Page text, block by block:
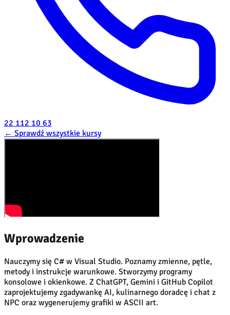
22 112 10 63
← Sprawdź wszystkie kursy
Wprowadzenie
Nauczymy się C# w Visual Studio. Poznamy zmienne, pętle,
metody i instrukcje warunkowe. Stworzymy programy
konsolowe i okienkowe. Z ChatGPT, Gemini i GitHub Copilot
zaprojektujemy zgadywankę AI, kulinarnego doradcę i chat z
NPC oraz wygenerujemy grafiki w ASCII art.